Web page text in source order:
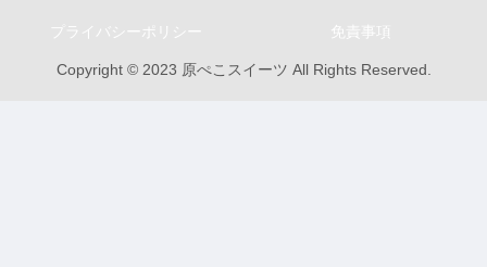
プライバシーポリシー 免責事項
Copyright © 2023 原ぺこスイーツ All Rights Reserved.